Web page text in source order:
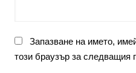
Запазване на името,
този браузър за следващия